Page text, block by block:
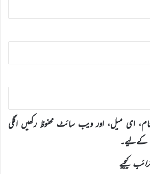
ای میل، اور ویب سائٹ محفوظ رکھیں اگلی
کےلیے۔
کیجیے